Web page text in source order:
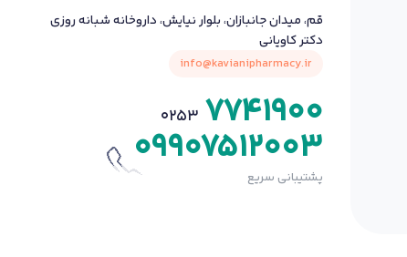
قم، میدان جانبازان، بلوار نیایش، داروخانه شبانه روزی
دکتر کاویانی
info@kavianipharmacy.ir
0253 7741900
09907512003
پشتیبانی سریع